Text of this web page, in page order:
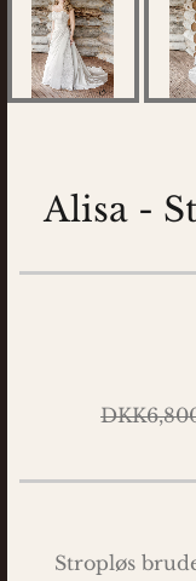
Alisa -
Stropløs